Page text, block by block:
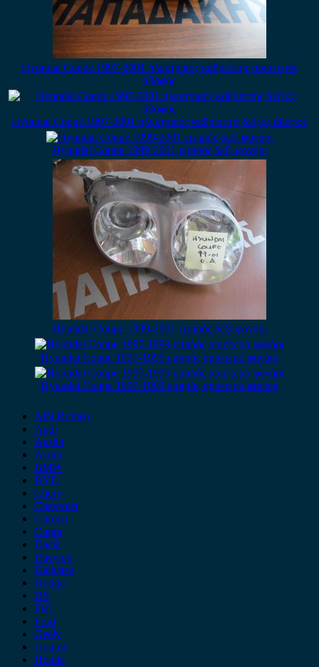
Hyundai Coupe 1997-2001 ηλεκτρικός καθρέπτης αριστερός
άβαφος
Hyundai Coupe 1997-2001 ηλεκτρικός καθρέπτης δεξιός άβαφος
Hyundai Coupe 1999-2001 εμπρός δεξί φανάρι
Hyundai Coupe 1999-2001 εμπρός δεξί φανάρι
Hyundai Coupe 1997-1999 εμπρός αριστερό φανάρι
Hyundai Coupe 1997-1999 εμπρός αριστερό φανάρι
Alfa Romeo
Audi
Austin
Acura
BMW
BYD
Chery
Chevrolet
Citroen
Cupra
Dacia
Daewoo
Daihatsu
Dodge
DS
Fiat
Ford
Geely
Gonow
Honda